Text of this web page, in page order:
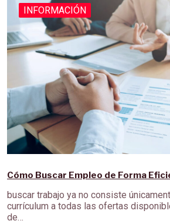
INFORMACIÓN
Cómo Buscar Empleo de Forma
buscar trabajo ya no consiste
currículum a todas las ofertas
de…